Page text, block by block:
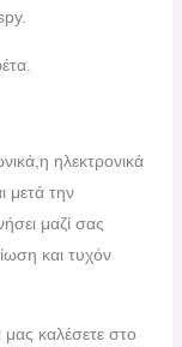
ηλεκτρονικά
μετά την
μαζί σας
και τυχόν
μας καλέσετε στο